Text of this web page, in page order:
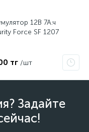
12В 7А.ч
Force SF 1207
тг /шт
Задайте